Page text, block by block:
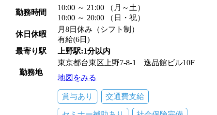
勤務時間
10:00 ～ 21:00 （月～土）
10:00 ～ 20:00 （日・祝）
休日休暇
月8日休み（シフト制）
有給(6日)
最寄り駅
上野駅:1分以内
勤務地
東京都台東区上野7-8-1 逸品館ビル10F
地図をみる
賞与あり 交通費支給